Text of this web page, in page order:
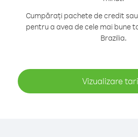
Cumpărați pachete de credit
pentru a avea de cele mai bune
Brazilia.
Vizualizare